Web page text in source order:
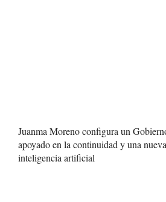
Juanma Moreno configura un
apoyado en la continuidad y una
inteligencia artificial